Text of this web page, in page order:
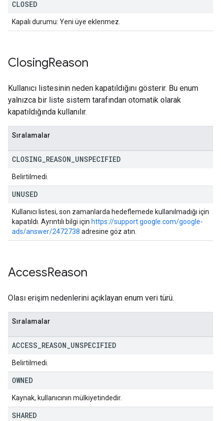
CLOSED
Kapalı durumu: Yeni üye eklenmez.
ClosingReason
Kullanıcı listesinin neden kapatıldığını gösterir. Bu enum
yalnızca bir liste sistem tarafından otomatik olarak
kapatıldığında kullanılır.
Sıralamalar
CLOSING REASON UNSPECIFIED
Belirtilmedi.
UNUSED
Kullanıcı listesi, son zamanlarda hedeflemede kullanılmadığı için
kapatıldı. Ayrıntılı bilgi için https://support.google.com/google-
ads/answer/2472738 adresine göz atın.
AccessReason
Olası erişim nedenlerini açıklayan enum veri türü.
Sıralamalar
ACCESS REASON UNSPECIFIED
Belirtilmedi.
OWNED
Kaynak, kullanıcının mülkiyetindedir.
SHARED